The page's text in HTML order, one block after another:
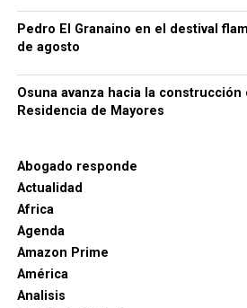
Pedro El Granaino en el destival
de agosto
Osuna avanza hacia la
Residencia de Mayores
Abogado responde
Actualidad
Africa
Agenda
Amazon Prime
América
Analisis